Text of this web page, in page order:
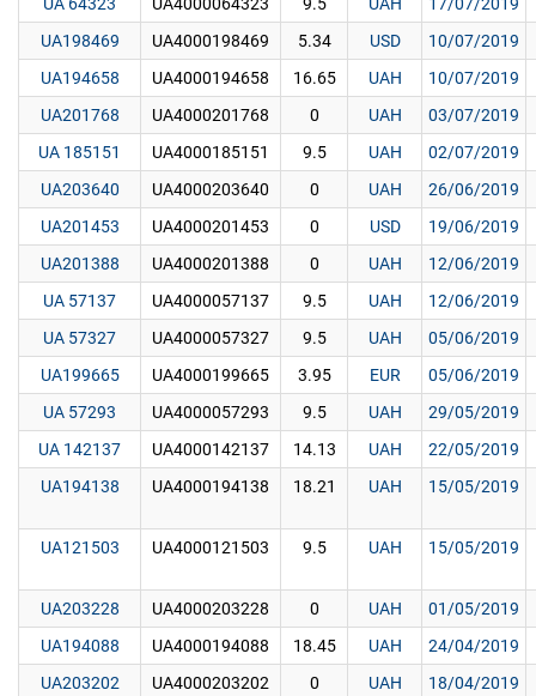
UA198469
UA4000198469 5.34 USD
10/07/2019
UA194658
UA4000194658 16.65 UAH
10/07/2019
UA201768
UA4000201768 0 UAH
03/07/2019
UA 185151
UA4000185151 9.5 UAH
02/07/2019
UA203640
UA4000203640 0 UAH
26/06/2019
UA201453
UA4000201453 0 USD
19/06/2019
UA201388
UA4000201388 0 UAH
12/06/2019
UA 57137
UA4000057137 9.5 UAH
12/06/2019
UA 57327
UA4000057327 9.5 UAH
05/06/2019
UA199665
UA4000199665 3.95 EUR
05/06/2019
UA 57293
UA4000057293 9.5 UAH
29/05/2019
UA 142137
UA4000142137 14.13 UAH
22/05/2019
UA194138
UA4000194138 18.21 UAH 15/05/2019
UA121503 UA4000121503 9.5 UAH 15/05/2019
UA203228 UA4000203228 0 UAH
01/05/2019
UA194088
UA4000194088 18.45 UAH
24/04/2019
UA203202
UA4000203202 0 UAH 18/04/2019